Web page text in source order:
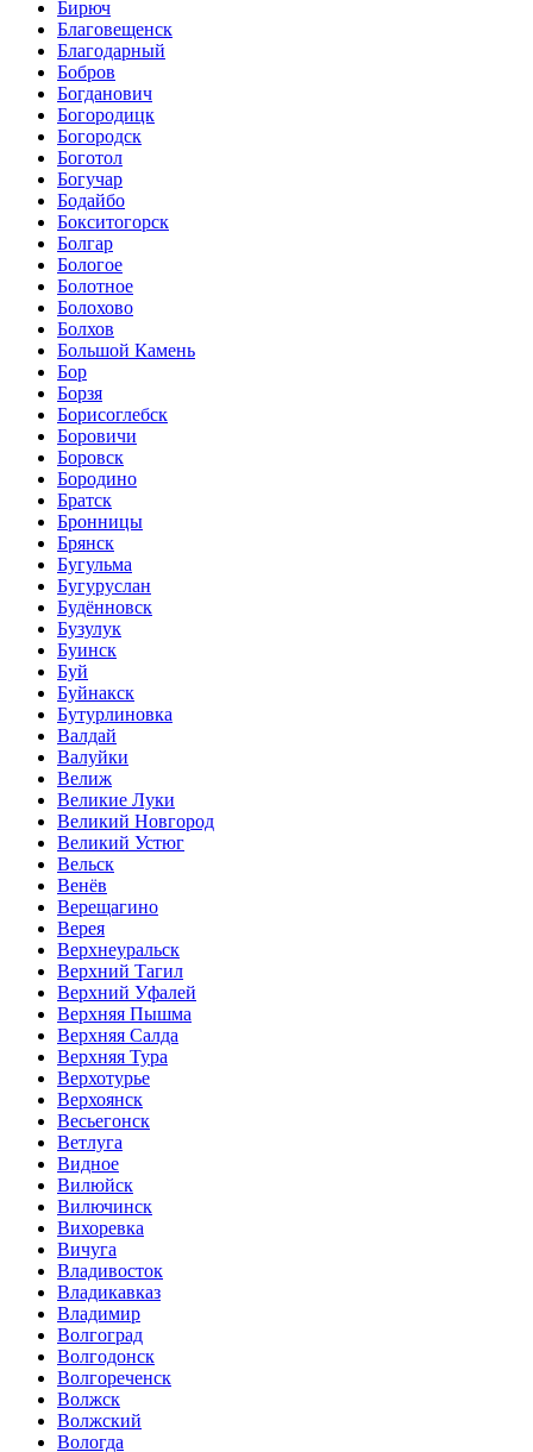
Бирюч
Благовещенск
Благодарный
Бобров
Богданович
Богородицк
Богородск
Боготол
Богучар
Бодайбо
Бокситогорск
Болгар
Бологое
Болотное
Болохово
Болхов
Большой Камень
Бор
Борзя
Борисоглебск
Боровичи
Боровск
Бородино
Братск
Бронницы
Брянск
Бугульма
Бугуруслан
Будённовск
Бузулук
Буинск
Буй
Буйнакск
Бутурлиновка
Валдай
Валуйки
Велиж
Великие Луки
Великий Новгород
Великий Устюг
Вельск
Венёв
Верещагино
Верея
Верхнеуральск
Верхний Тагил
Верхний Уфалей
Верхняя Пышма
Верхняя Салда
Верхняя Тура
Верхотурье
Верхоянск
Весьегонск
Ветлуга
Видное
Вилюйск
Вилючинск
Вихоревка
Вичуга
Владивосток
Владикавказ
Владимир
Волгоград
Волгодонск
Волгореченск
Волжск
Волжский
Вологда